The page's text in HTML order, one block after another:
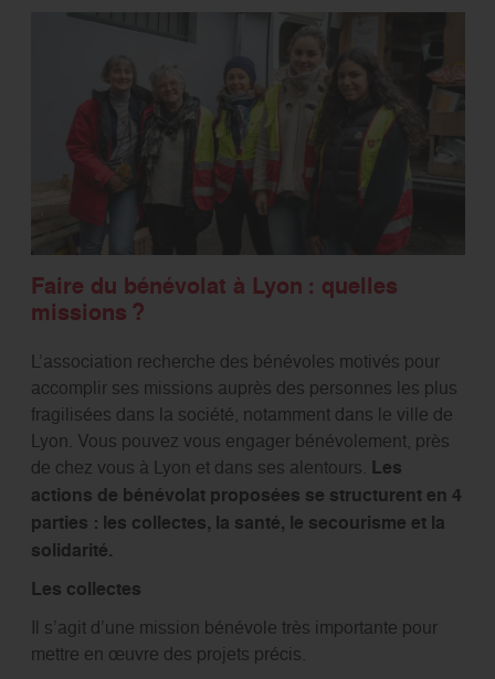
Faire du bénévolat à Lyon : quelles
missions ?
L’association recherche des bénévoles motivés pour
accomplir ses missions auprès des personnes les plus
fragilisées dans la société, notamment dans le ville de
Lyon. Vous pouvez vous engager bénévolement, près
de chez vous à Lyon et dans ses alentours. Les
actions de bénévolat proposées se structurent en 4
parties : les collectes, la santé, le secourisme et la
solidarité.
Les collectes
Il s’agit d’une mission bénévole très importante pour
mettre en œuvre des projets précis.